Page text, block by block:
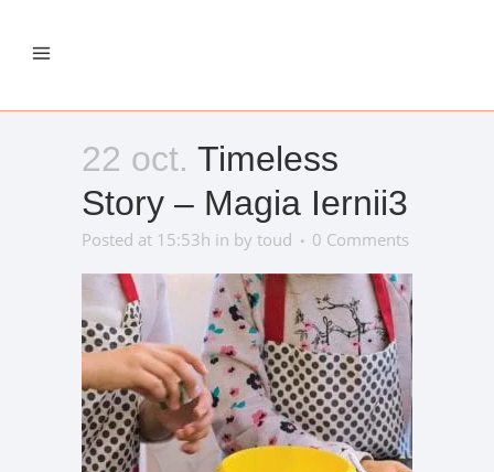
22 oct. Timeless
Story – Magia Iernii3
Posted at 15:53h in by toud 0 Comments